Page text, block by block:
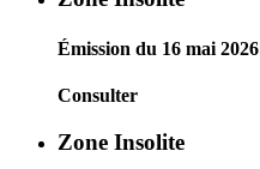
Émission du 16 mai 2026
Consulter
Zone Insolite